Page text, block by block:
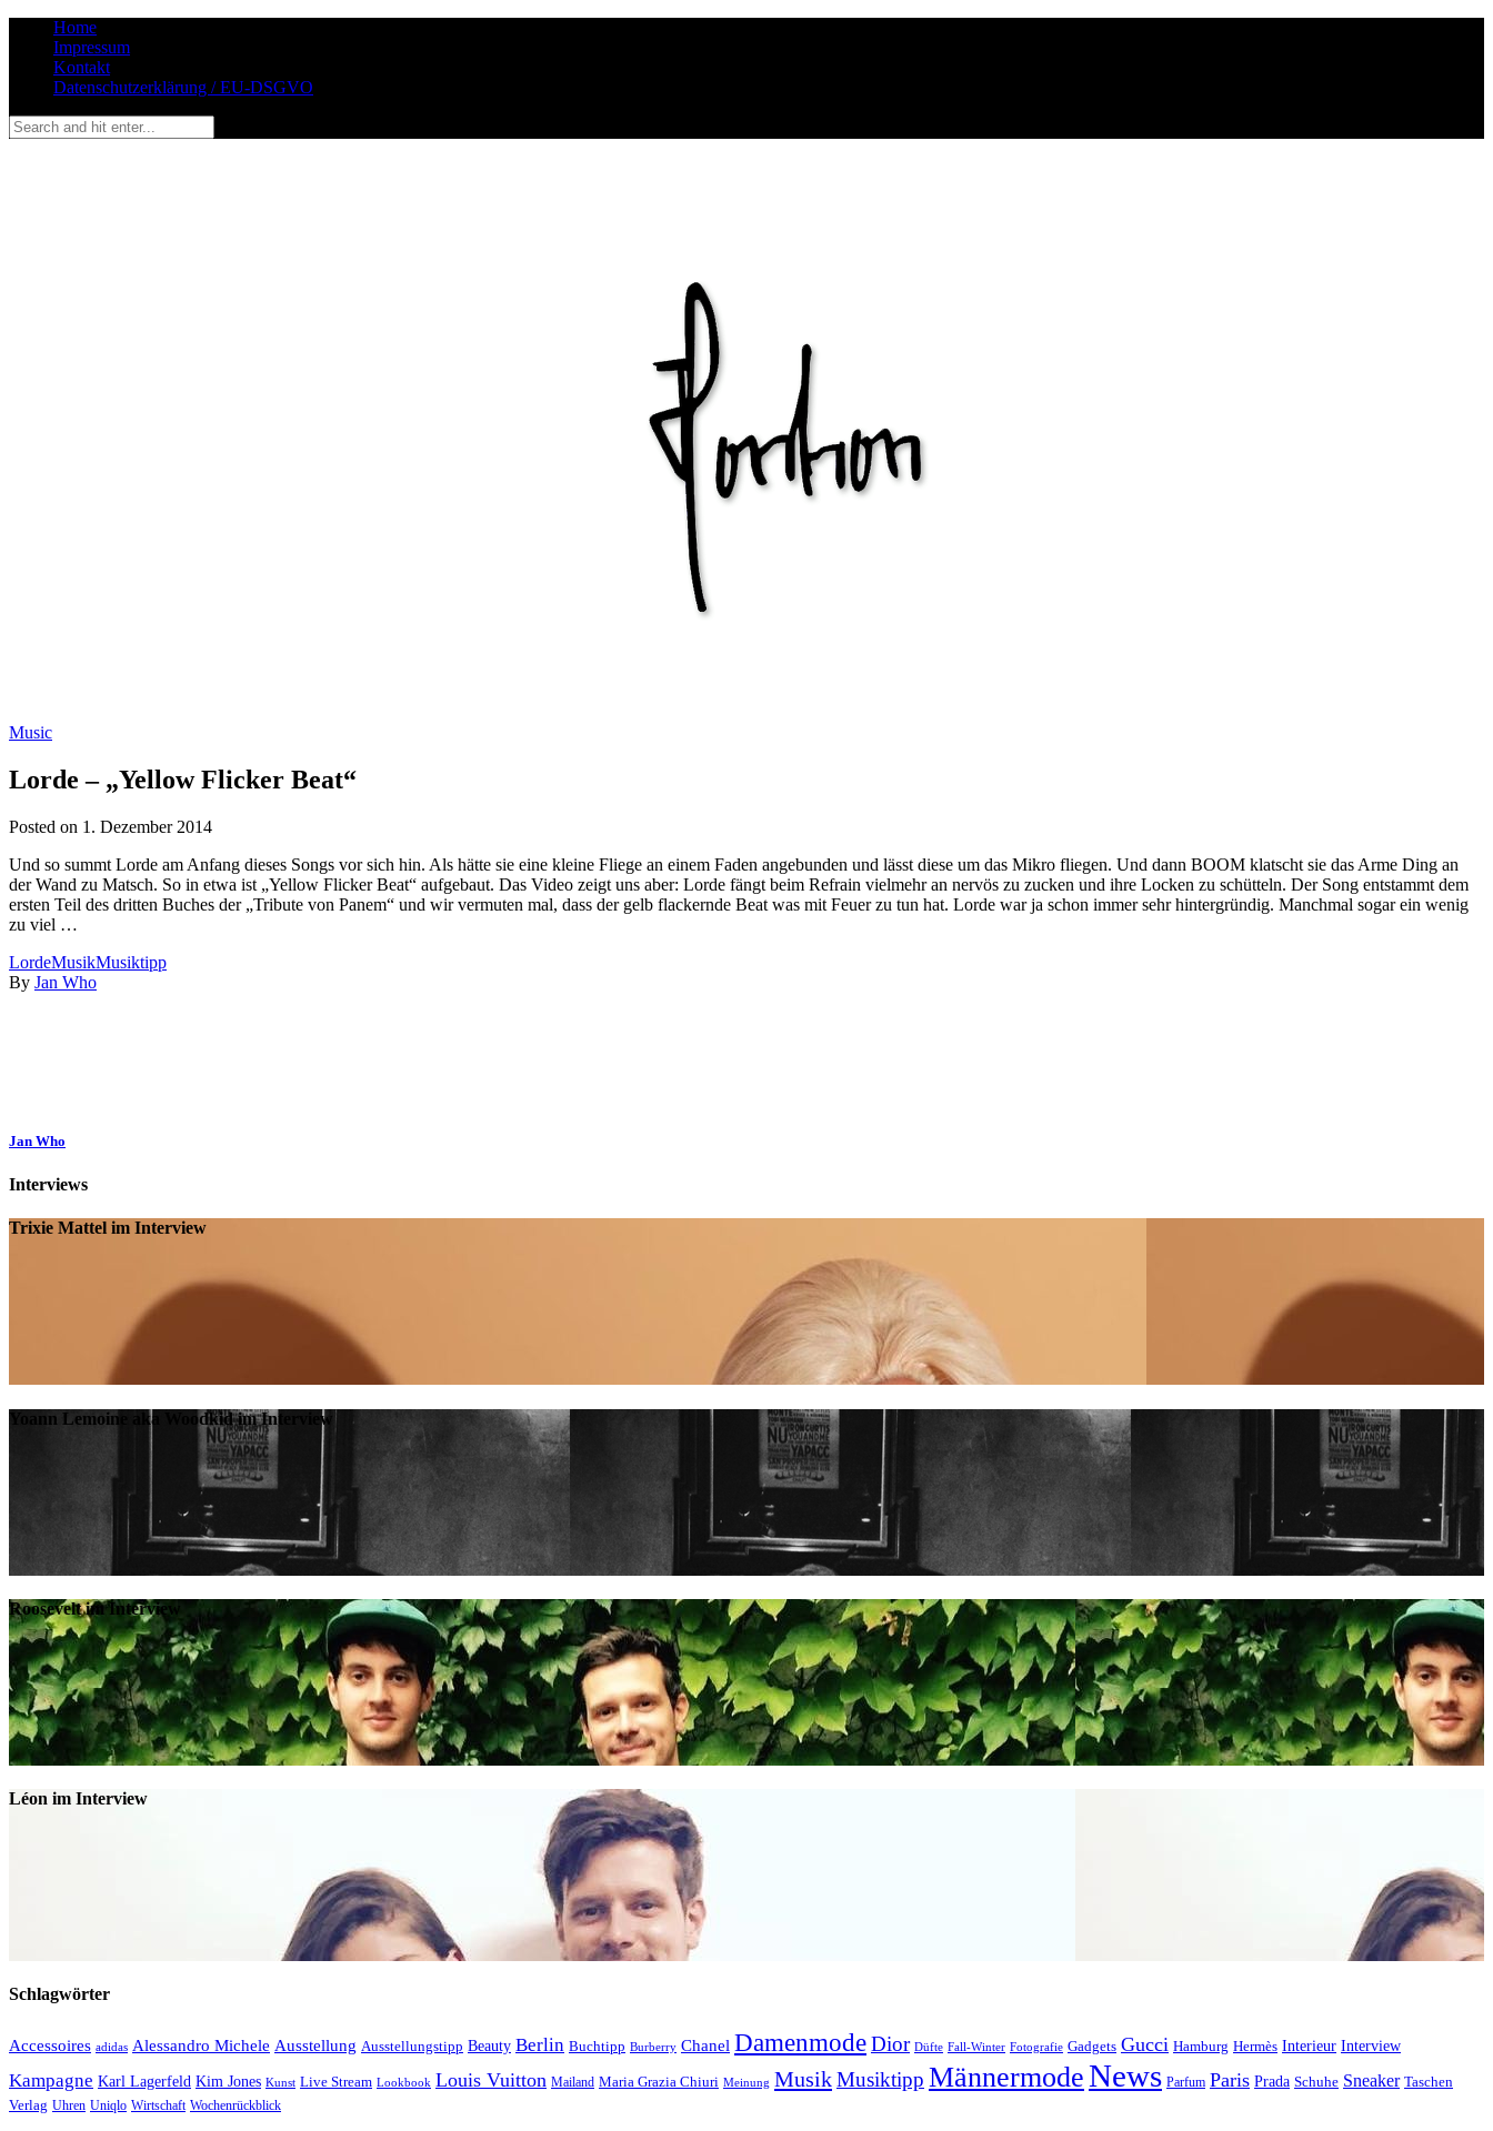
Home
Impressum
Kontakt
Datenschutzerklärung / EU-DSGVO
Music
Lorde – „Yellow Flicker Beat“
Posted on 1. Dezember 2014
Und so summt Lorde am Anfang dieses Songs vor sich hin. Als hätte sie eine kleine Fliege an einem Faden angebunden und lässt diese um das Mikro fliegen. Und dann BOOM klatscht sie das Arme Ding an
der Wand zu Matsch. So in etwa ist „Yellow Flicker Beat“ aufgebaut. Das Video zeigt uns aber: Lorde fängt beim Refrain vielmehr an nervös zu zucken und ihre Locken zu schütteln. Der Song entstammt dem
ersten Teil des dritten Buches der „Tribute von Panem“ und wir vermuten mal, dass der gelb flackernde Beat was mit Feuer zu tun hat. Lorde war ja schon immer sehr hintergründig. Manchmal sogar ein wenig
zu viel …
LordeMusikMusiktipp
By Jan Who
Jan Who
Interviews
Trixie Mattel im Interview
Yoann Lemoine aka Woodkid im Interview
Roosevelt im Interview
Léon im Interview
Schlagwörter
Accessoires adidas Alessandro Michele Ausstellung Ausstellungstipp Beauty Berlin Buchtipp Burberry Chanel DamenmodeDior Düfte Fall-Winter Fotografie Gadgets Gucci Hamburg Hermès Interieur Interview
Kampagne Karl Lagerfeld Kim Jones Kunst Live Stream Lookbook Louis Vuitton Mailand Maria Grazia Chiuri Meinung MusikMusiktipp MännermodeNews Parfum Paris Prada Schuhe Sneaker Taschen
Verlag Uhren Uniqlo Wirtschaft Wochenrückblick